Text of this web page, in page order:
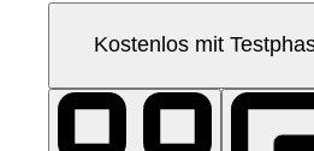
Kostenlos mit